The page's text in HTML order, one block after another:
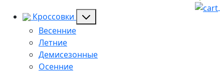
Кроссовки
Весенние
Летние
Демисезонные
Осенние